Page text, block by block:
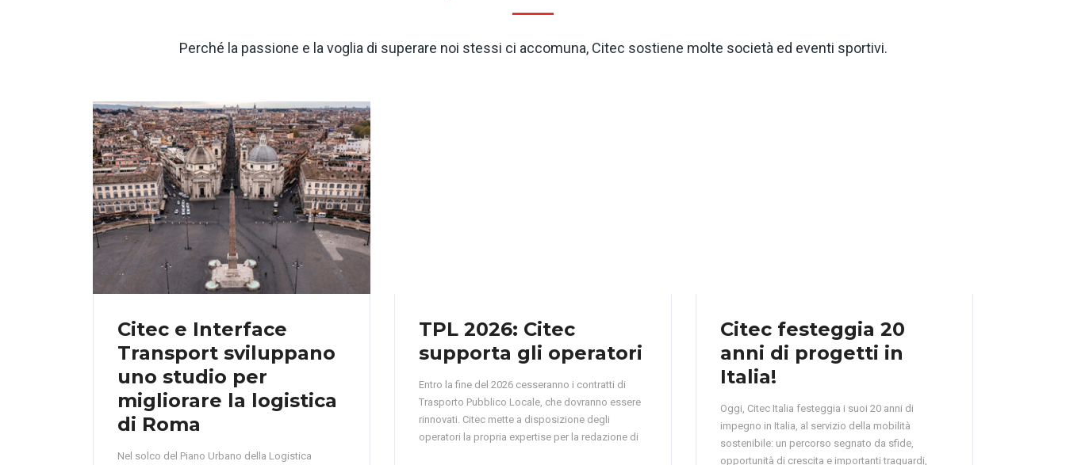
Perché la passione e la voglia di superare noi stessi ci accomuna, Citec sostiene molte società ed eventi sportivi.
Citec e Interface
Transport sviluppano
uno studio per
migliorare la logistica
di Roma
Nel solco del Piano Urbano della Logistica
TPL 2026: Citec
supporta gli operatori
Entro la fine del 2026 cesseranno i contratti di
Trasporto Pubblico Locale, che dovranno essere
rinnovati. Citec mette a disposizione degli
operatori la propria expertise per la redazione di
Citec festeggia 20
anni di progetti in
Italia!
Oggi, Citec Italia festeggia i suoi 20 anni di
impegno in Italia, al servizio della mobilità
sostenibile: un percorso segnato da sfide,
opportunità di crescita e importanti traguardi,